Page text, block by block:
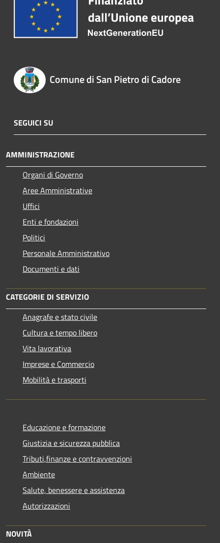
Comune di San Pietro di Cadore
SEGUICI SU
AMMINISTRAZIONE
Organi di Governo
Aree Amministrative
Uffici
Enti e fondazioni
Politici
Personale Amministrativo
Documenti e dati
CATEGORIE DI SERVIZIO
Anagrafe e stato civile
Cultura e tempo libero
Vita lavorativa
Imprese e Commercio
Mobilità e trasporti
Educazione e formazione
Giustizia e sicurezza pubblica
Tributi,finanze e contravvenzioni
Ambiente
Salute, benessere e assistenza
Autorizzazioni
NOVITÀ